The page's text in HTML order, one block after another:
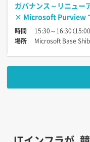
ガバナンス～リニュ
× Microsoft Purview
時間
15:30～16:30（15:00
場所
Microsoft Base